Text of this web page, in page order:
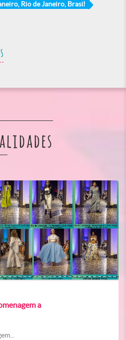
Rio de Janeiro, Brasil
a